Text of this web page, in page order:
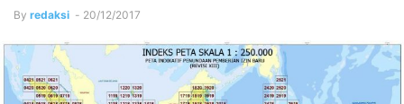
By redaksi - 20/12/2017